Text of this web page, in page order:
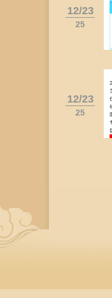
12/23
25
12/23
25